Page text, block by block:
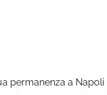
permanenza a